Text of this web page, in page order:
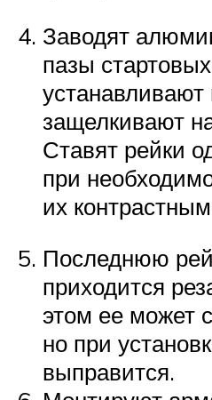
Заводят
пазы
устанавливают
защелкивают
Ставят рейки
при
их
Последнюю
приходится
этом ее может
но при
выправится.